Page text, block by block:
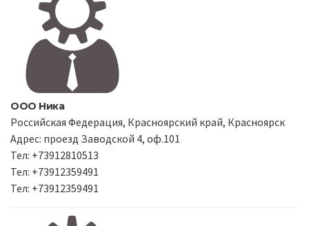
ООО Ника
Российская Федерация, Красноярский край, Красноярск
Адрес: проезд Заводской 4, оф.101
Тел: +73912810513
Тел: +73912359491
Тел: +73912359491